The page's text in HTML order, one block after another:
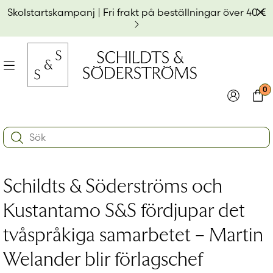
Skolstartskampanj | Fri frakt på beställningar över 40 €
Hoppa
till
Lösenord*
Kom ihåg mig
Logga in
0
Search:
Schildts & Söderströms och
Kustantamo S&S fördjupar det
tvåspråkiga samarbetet – Martin
Welander blir förlagschef